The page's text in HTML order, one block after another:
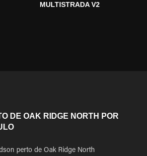
MULTISTRADA V2
DE OAK RIDGE NORTH POR
perto de Oak Ridge North